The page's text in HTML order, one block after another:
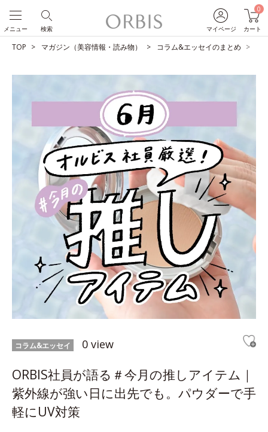
マイページ
0
カート
検索
メニュー
TOP マガジン（美容情報・読み物） コラム&エッセイのまとめ
コラム&エッセイ 0 view
ORBIS社員が語る＃今月の推しアイテム｜
紫外線が強い日に出先でも。パウダーで手
軽にUV対策